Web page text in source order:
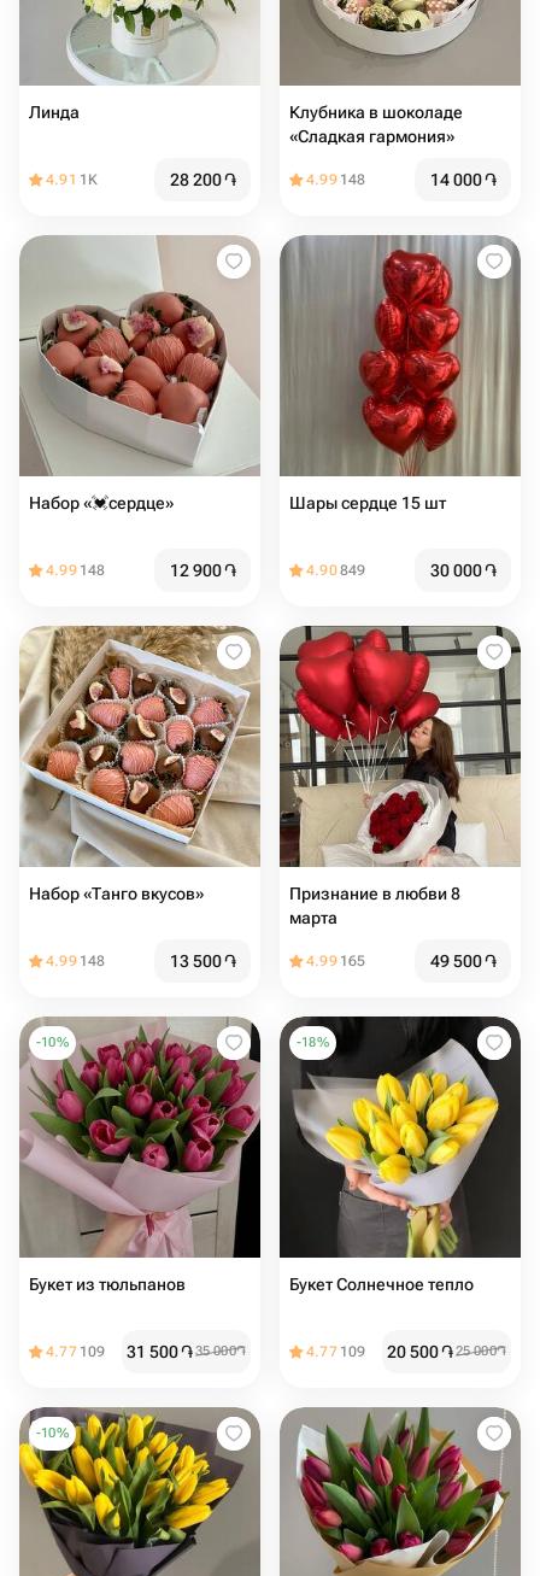
Линда
4.91 1K 28 200֏
Клубника в шоколаде
«Сладкая гармония»
4.99 148 14 000֏
Набор «💓сердце»
4.99 148 12 900֏
Шары сердце 15 шт
4.90849 30 000֏
Набор «Танго вкусов»
4.99 148 13 500֏
Признание в любви 8
марта
4.99 165 49 500֏
-10%
Букет из тюльпанов
4.77 109 31 500֏35 000֏
-18%
Букет Солнечное тепло
4.77 109 20 500֏25 000֏
-10%